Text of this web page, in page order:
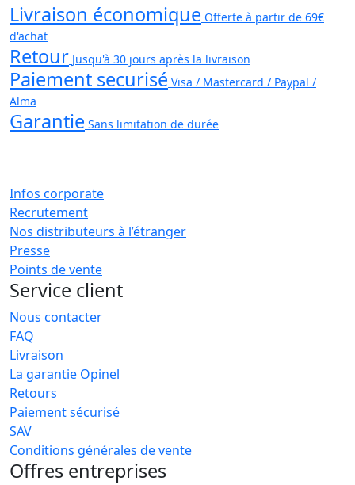
Livraison économique Offerte à partir de 69€
d'achat
Retour Jusqu'à 30 jours après la livraison
Paiement securisé Visa / Mastercard / Paypal /
Alma
Garantie Sans limitation de durée
Infos corporate
Recrutement
Nos distributeurs à l’étranger
Presse
Points de vente
Service client
Nous contacter
FAQ
Livraison
La garantie Opinel
Retours
Paiement sécurisé
SAV
Conditions générales de vente
Offres entreprises